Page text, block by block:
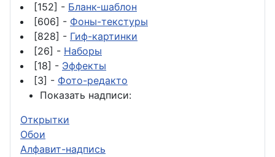
[152] - Бланк-шаблон
[606] - Фоны-текстуры
[828] - Гиф-картинки
[26] - Наборы
[18] - Эффекты
[3] - Фото-редакто
Показать надписи:
Открытки
Обои
Алфавит-надпись